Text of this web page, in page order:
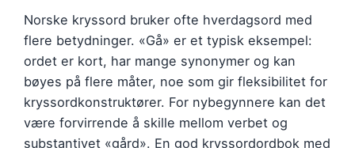
Norske kryssord bruker ofte hverdagsord med
flere betydninger. «Gå» er et typisk eksempel:
ordet er kort, har mange synonymer og kan
bøyes på flere måter, noe som gir fleksibilitet for
kryssordkonstruktører. For nybegynnere kan det
være forvirrende å skille mellom verbet og
substantivet «gård». En god kryssordordbok med